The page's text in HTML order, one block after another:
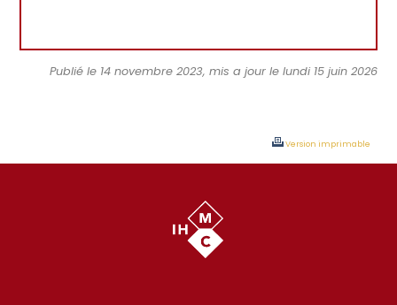
Publié le 14 novembre 2023, mis a jour le lundi 15 juin 2026
Version imprimable